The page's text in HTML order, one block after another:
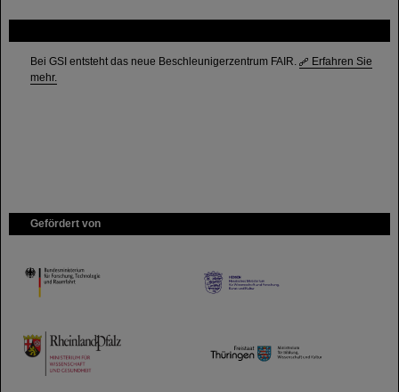
Bei GSI entsteht das neue Beschleunigerzentrum FAIR.
Erfahren Sie
mehr.
Gefördert von
HMWK
TMWWDG